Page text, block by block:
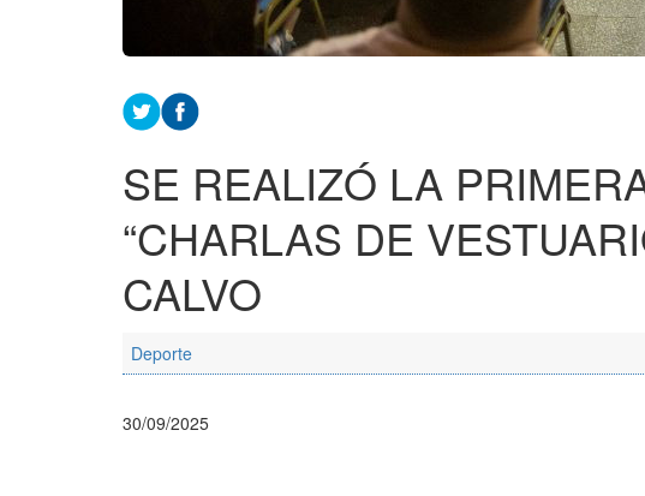
SE REALIZÓ LA
“CHARLAS DE
CALVO
Deporte
30/09/2025